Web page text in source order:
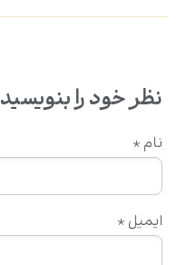
نظر خود را بنویسید
نام *
ایمیل *